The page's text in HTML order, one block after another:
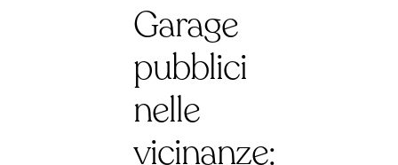
Garage
pubblici
nelle
vicinanze: